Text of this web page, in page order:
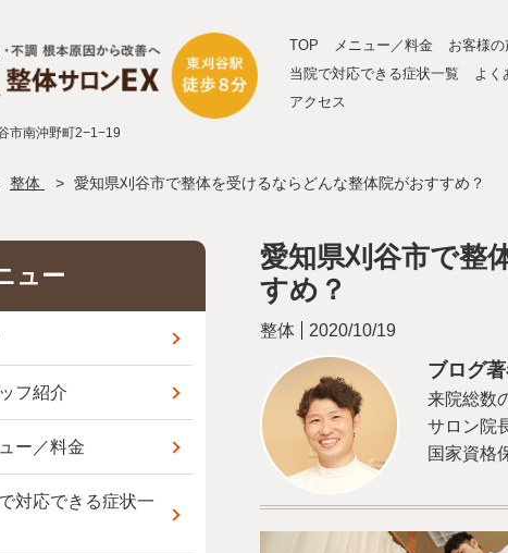
市南沖野町2−1−19
TOP メニュー／料金 お客様の
当院で対応できる症状一覧
よく
アクセス
整体 愛知県刈谷市で整体を受けるならどんな整体院がおすすめ？
愛知県刈谷市で整
すめ？
整体 2020/10/19
ブログ
来院総数
サロン院
国家資格
ュー
フ紹介
ー／料金
対応できる症状一